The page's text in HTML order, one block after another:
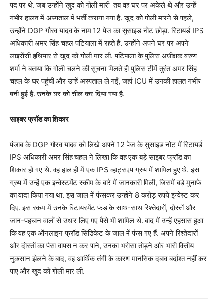
पद पर थे. जब उन्होंने खुद को गोली मारी तब वह घर पर अकेले थे और उन्हें
गंभीर हालत में अस्पताल में भर्ती कराया गया है. खुद को गोली मारने से पहले,
उन्होंने DGP गौरव यादव के नाम 12 पेज का सुसाइड नोट छोड़ा. रिटायर्ड IPS
अधिकारी अमर सिंह चहल पटियाला में रहते हैं. उन्होंने अपने घर पर अपने
लाइसेंसी हथियार से खुद को गोली मार ली. पटियाला के पुलिस अधीक्षक वरुण
शर्मा ने बताया कि गोली चलने की सूचना मिलते ही पुलिस टीमें तुरंत अमर सिंह
चहल के घर पहुंचीं और उन्हें अस्पताल ले गईं, जहां ICU में उनकी हालत गंभीर
बनी हुई है. उनके घर को सील कर दिया गया है.
साइबर फ्रॉड का शिकार
पंजाब के DGP गौरव यादव को लिखे अपने 12 पेज के सुसाइड नोट में रिटायर्ड
IPS अधिकारी अमर सिंह चहल ने लिखा कि वह एक बड़े साइबर फ्रॉड का
शिकार हो गए थे. वह हाल ही में एक IPS व्हाट्सएप ग्रुप में शामिल हुए थे. इस
ग्रुप में उन्हें एक इन्वेस्टमेंट स्कीम के बारे में जानकारी मिली, जिसमें बड़े मुनाफे
का वादा किया गया था. इस जाल में फंसकर उन्होंने 8 करोड़ रुपये इन्वेस्ट कर
दिए. इस रकम में उनके रिटायरमेंट फंड के साथ-साथ रिश्तेदारों, दोस्तों और
जान-पहचान वालों से उधार लिए गए पैसे भी शामिल थे. बाद में उन्हें एहसास हुआ
कि वह एक ऑनलाइन फ्रॉड सिंडिकेट के जाल में फंस गए हैं. अपने रिश्तेदारों
और दोस्तों का पैसा वापस न कर पाने, उनका भरोसा तोड़ने और भारी वित्तीय
नुकसान झेलने के बाद, वह आर्थिक तंगी के कारण मानसिक दबाव बर्दाश्त नहीं कर
पाए और खुद को गोली मार ली.